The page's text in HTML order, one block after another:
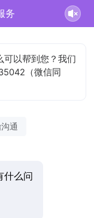
务
可以帮到您？我们
（微信同
通
什么问